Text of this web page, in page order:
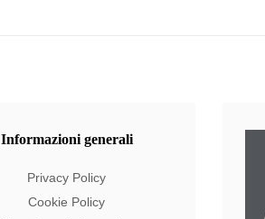
Informazionigenerali
Privacy Policy
Cookie Policy